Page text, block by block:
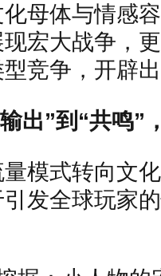
母体与情感
宏大战争，
竞争，开辟
出”到“共鸣”
模式转向文
发全球玩家